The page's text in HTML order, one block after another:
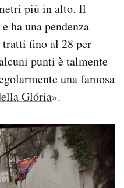
più in alto. Il
ha una pendenza
tratti fino al 28 per
punti è talmente
una famosa
Glória».